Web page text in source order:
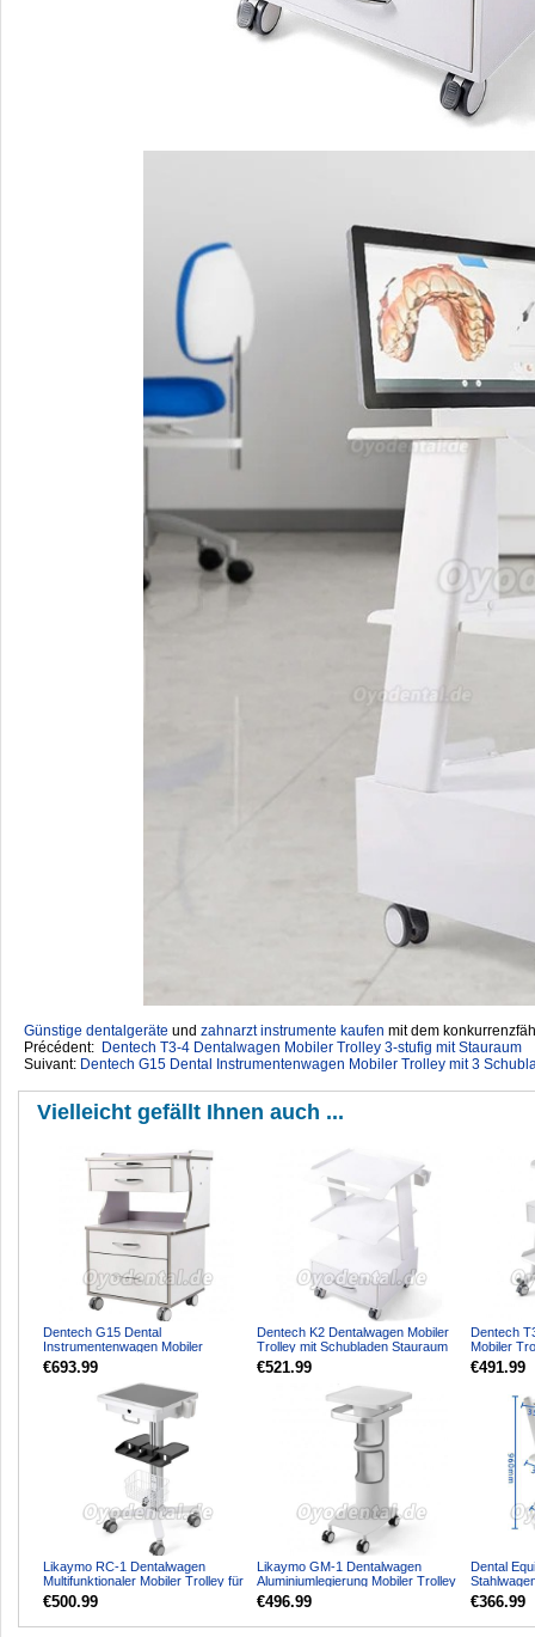
Günstige dentalgeräte ‎ und zahnarzt instrumente kaufen mit dem
Précédent: Dentech T3-4 Dentalwagen Mobiler Trolley 3-stufig mit Stauraum
Suivant: Dentech G15 Dental Instrumentenwagen Mobiler Trolley mit 3
Vielleicht gefällt Ihnen auch ...
Dentech G15 Dental
Instrumentenwagen Mobiler
Trolley mit 3 Schubladen
€693.99
Dentech K2 Dentalwagen Mobiler
Trolley mit Schubladen Stauraum
€521.99
Dentech
Mobiler
Stauraum
€491.99
Likaymo RC-1 Dentalwagen
Multifunktionaler Mobiler Trolley für
Labor Klinik und ...
€500.99
Likaymo GM-1 Dentalwagen
Aluminiumlegierung Mobiler Trolley
mit 360° Rollen
€496.99
Dental
Trolley für
€366.99